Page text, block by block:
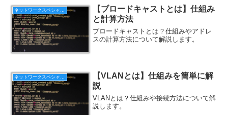
道路や、高速道路などに設置されていま
す。制限速度を大幅に超...
【ブロードキャストとは】仕組み
と計算方法
ブロードキャストとは？仕組みやアドレ
スの計算方法について解説します。
【VLANとは】仕組みを簡単に解
説
VLANとは？仕組みや接続方法について解
説します。